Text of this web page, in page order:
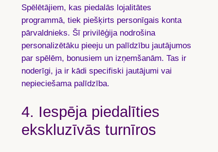
Spēlētājiem, kas piedalās lojalitātes
programmā, tiek piešķirts personīgais konta
pārvaldnieks. Šī privilēģija nodrošina
personalizētāku pieeju un palīdzību jautājumos
par spēlēm, bonusiem un izņemšanām. Tas ir
noderīgi, ja ir kādi specifiski jautājumi vai
nepieciešama palīdzība.
4. Iespēja piedalīties
ekskluzīvās turnīros